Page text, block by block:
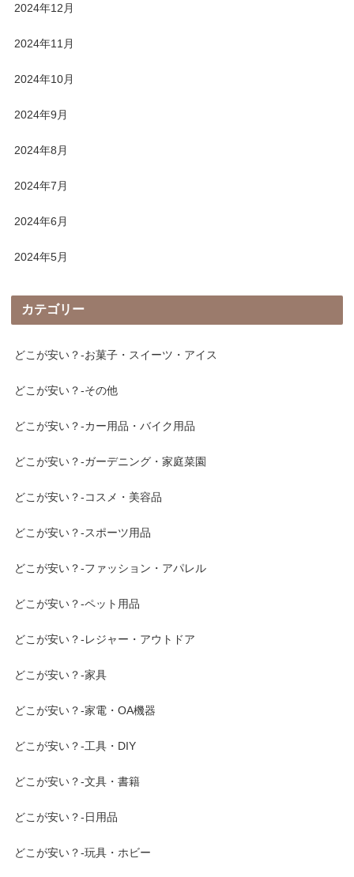
2024年12月
2024年11月
2024年10月
2024年9月
2024年8月
2024年7月
2024年6月
2024年5月
カテゴリー
どこが安い？-お菓子・スイーツ・アイス
どこが安い？-その他
どこが安い？-カー用品・バイク用品
どこが安い？-ガーデニング・家庭菜園
どこが安い？-コスメ・美容品
どこが安い？-スポーツ用品
どこが安い？-ファッション・アパレル
どこが安い？-ペット用品
どこが安い？-レジャー・アウトドア
どこが安い？-家具
どこが安い？-家電・OA機器
どこが安い？-工具・DIY
どこが安い？-文具・書籍
どこが安い？-日用品
どこが安い？-玩具・ホビー